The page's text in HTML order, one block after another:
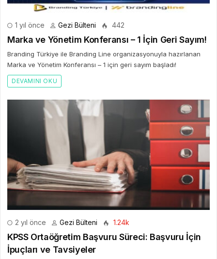
1 yıl önce Gezi Bülteni 442
Marka ve Yönetim Konferansı – 1 İçin Geri Sayım!
Branding Türkiye ile Branding Line organizasyonuyla hazırlanan
Marka ve Yönetim Konferansı – 1 için geri sayım başladı!
DEVAMINI OKU
2 yıl önce Gezi Bülteni 1.24k
KPSS Ortaöğretim Başvuru Süreci: Başvuru İçin
İpuçları ve Tavsiyeler